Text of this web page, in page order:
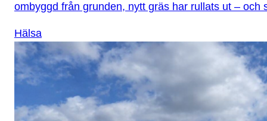
ombyggd från grunden, nytt gräs har rullats ut – och
Hälsa